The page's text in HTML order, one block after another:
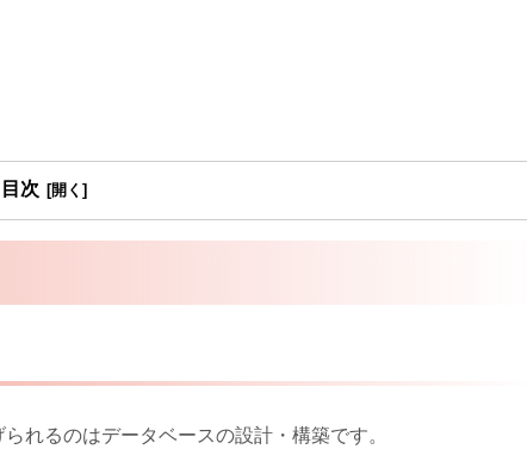
目次
れるのはデータベースの設計・構築です。